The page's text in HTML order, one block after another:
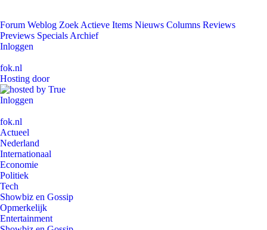
Forum Weblog Zoek Actieve Items Nieuws Columns Reviews
Previews Specials Archief
Inloggen
fok.nl
Hosting door
Inloggen
fok.nl
Actueel
Nederland
Internationaal
Economie
Politiek
Tech
Showbiz en Gossip
Opmerkelijk
Entertainment